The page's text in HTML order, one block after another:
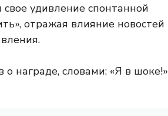
удивление спонтанной
отражая влияние новостей
награде, словами: «Я в шоке!»